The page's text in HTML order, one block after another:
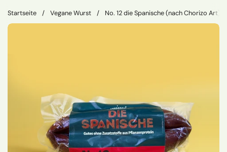
Startseite / Vegane Wurst / No. 12 die Spanische (nach Chorizo Art)